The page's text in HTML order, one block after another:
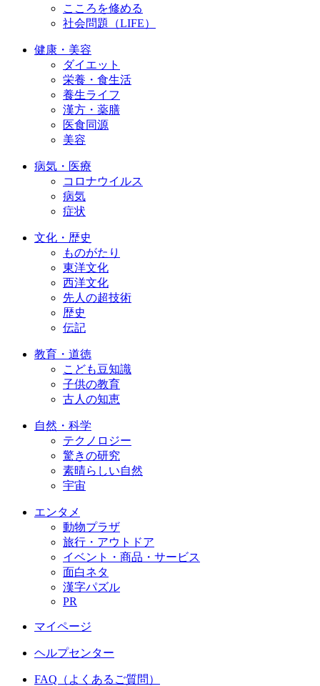
こころを修める
社会問題（LIFE）
健康・美容
ダイエット
栄養・食生活
養生ライフ
漢方・薬膳
医食同源
美容
病気・医療
コロナウイルス
病気
症状
文化・歴史
ものがたり
東洋文化
西洋文化
先人の超技術
歴史
伝記
教育・道徳
こども豆知識
子供の教育
古人の知恵
自然・科学
テクノロジー
驚きの研究
素晴らしい自然
宇宙
エンタメ
動物プラザ
旅行・アウトドア
イベント・商品・サービス
面白ネタ
漢字パズル
PR
マイページ
ヘルプセンター
FAQ（よくあるご質問）